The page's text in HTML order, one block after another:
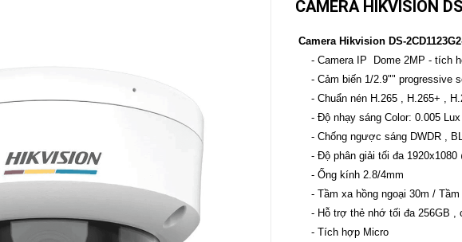
ĐỘNG
Hikvision
Camera
THIẾT
TRỰC
TUYẾN
Maxhub
CAMERA HIKVISION
Camera Hikvision DS-
- Camera IP Dome 2MP - tích
- Cảm biến 1/2.9"" progressive
- Chuẩn nén H.265 , H.265+ ,
- Độ nhạy sáng Color: 0.005
- Chống ngược sáng DWDR ,
- Độ phân giải tối đa 1920x1080
- Ống kính 2.8/4mm
- Tầm xa hồng ngoại 30m /
- Hỗ trợ thẻ nhớ tối đa 256GB ,
- Tích hợp Micro